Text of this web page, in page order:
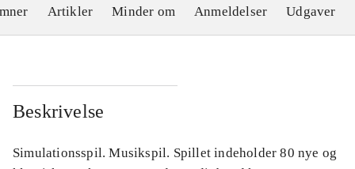
Artikler Minder om Anmeldelser Udgaver
Beskrivelse
Simulationsspil. Musikspil. Spillet indeholder 80 nye og